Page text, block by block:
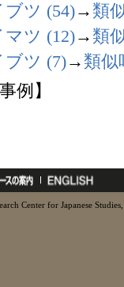
ブツ (54)→ 類
マツ (12)→ 類
ブツ (7)→ 類似
例】
Center for Japanese